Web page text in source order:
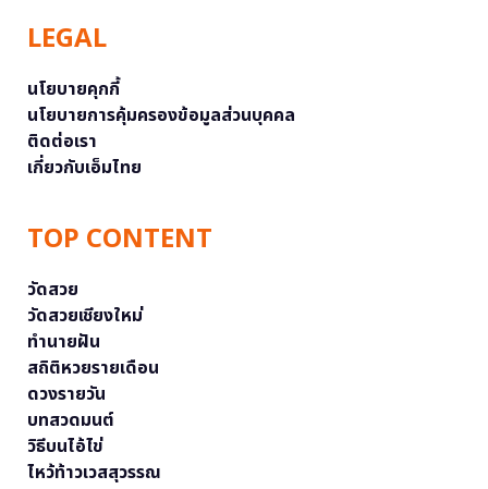
LEGAL
นโยบายคุกกี้
นโยบายการคุ้มครองข้อมูลส่วนบุคคล
ติดต่อเรา
เกี่ยวกับเอ็มไทย
TOP CONTENT
วัดสวย
วัดสวยเชียงใหม่
ทำนายฝัน
สถิติหวยรายเดือน
ดวงรายวัน
บทสวดมนต์
วิธีบนไอ้ไข่
ไหว้ท้าวเวสสุวรรณ